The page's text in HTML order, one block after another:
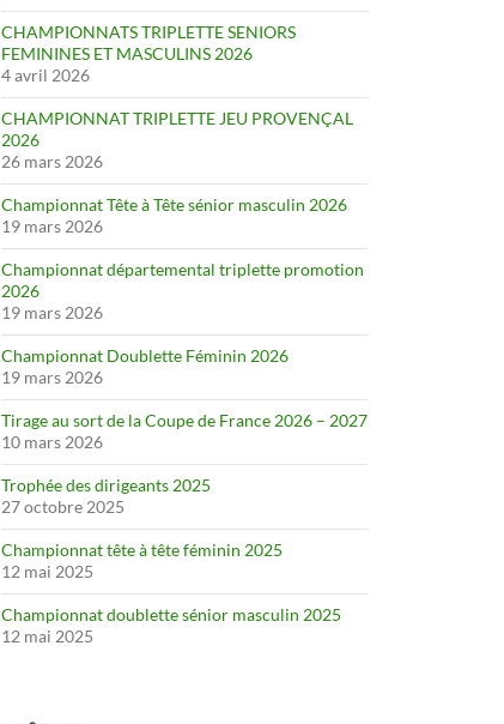
CHAMPIONNATS TRIPLETTE SENIORS
FEMININES ET MASCULINS 2026
4 avril 2026
CHAMPIONNAT TRIPLETTE JEU PROVENÇAL
2026
26 mars 2026
Championnat Tête à Tête sénior masculin 2026
19 mars 2026
Championnat départemental triplette promotion
2026
19 mars 2026
Championnat Doublette Féminin 2026
19 mars 2026
Tirage au sort de la Coupe de France 2026 – 2027
10 mars 2026
Trophée des dirigeants 2025
27 octobre 2025
Championnat tête à tête féminin 2025
12 mai 2025
Championnat doublette sénior masculin 2025
12 mai 2025